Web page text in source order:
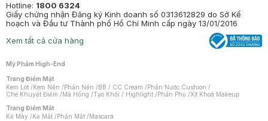
Hotline: 1800 6324
Giấy chứng nhận Đăng ký Kinh doanh số 0313612829 do Sở Kế
hoạch và Đầu tư Thành phố Hồ Chí Minh cấp ngày 13/01/2016
Xem tất cả cửa hàng
Mỹ Phẩm High-End
Trang Điểm Mặt
Kem Lót /Kem Nền /Phấn Nền /BB / CC Cream /Phấn Nước Cushion /
Che Khuyết Điểm /Má Hồng /Tạo Khối / Highlight /Phấn Phủ /Xịt Khoá Makeup
Trang Điểm Mắt
Kẻ Mày /Kẻ Mắt /Phấn Mắt /Mascara